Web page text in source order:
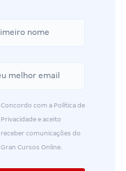
Concordo com a Política de
Privacidade e aceito
receber comunicações do
Gran Cursos Online.